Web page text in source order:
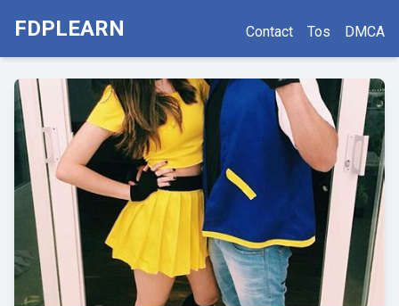
FDPLEARN Contact Tos DMCA